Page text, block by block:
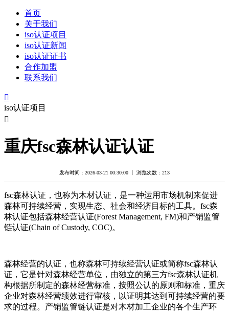
首页
关于我们
iso认证项目
iso认证新闻
iso认证证书
合作加盟
联系我们

iso认证项目

重庆fsc森林认证认证
发布时间：2026-03-21 00:30:00 丨 浏览次数： 213
fsc森林认证，也称为木材认证，是一种运用市场机制来促进
森林可持续经营，实现生态、社会和经济目标的工具。fsc森
林认证包括森林经营认证(Forest Management, FM)和产销监管
链认证(Chain of Custody, COC)。
森林经营的认证，也称森林可持续经营认证或简称fsc森林认
证，它是针对森林经营单位，由独立的第三方fsc森林认证机
构根据所制定的森林经营标准，按照公认的原则和标准，重庆
企业对森林经营绩效进行审核，以证明其达到可持续经营的要
求的过程。产销监管链认证是对木材加工企业的各个生产环